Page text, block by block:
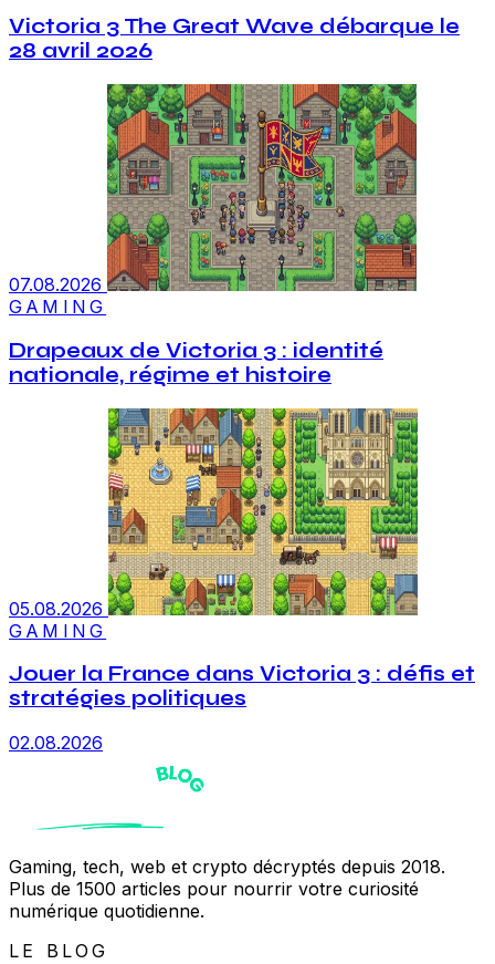
Victoria 3 The Great Wave débarque le
28 avril 2026
07.08.2026
GAMING
Drapeaux de Victoria 3 : identité
nationale, régime et histoire
05.08.2026
GAMING
Jouer la France dans Victoria 3 : défis et
stratégies politiques
02.08.2026
Gaming, tech, web et crypto décryptés depuis 2018.
Plus de 1500 articles pour nourrir votre curiosité
numérique quotidienne.
LE BLOG